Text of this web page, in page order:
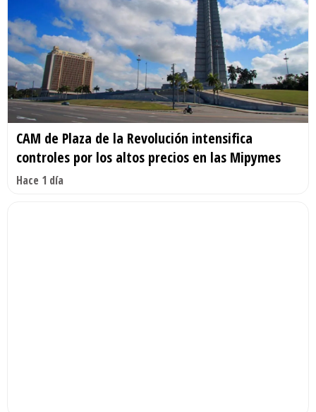
CAM de Plaza de la Revolución intensifica
controles por los altos precios en las Mipymes
Hace 1 día